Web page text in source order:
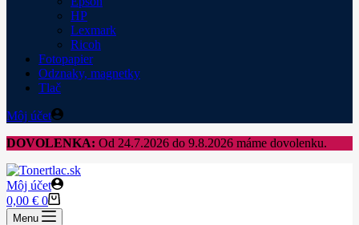
HP
Lexmark
Ricoh
Fotopapier
Odznaky, magnetky
Tlač
Môj účet
DOVOLENKA: Od 24.7.2026 do 9.8.2026 máme dovolenku.
Môj účet
Shopping
cart
0,00 € 0
Menu